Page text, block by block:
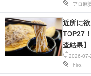
注目記事を集めた総合ペ
ITの今と未来を見通す
スマホと通信の最新トレ
アロ麻
2026-07-
hiro.
近所に
TOP27
査結果】